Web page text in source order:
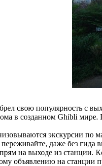
свою популярность с
в созданном Ghibli
экскурсии
даже без
на выходе из станции.
объявлению на